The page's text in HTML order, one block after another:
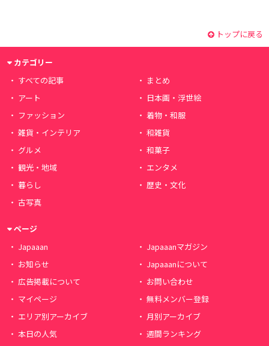
トップに戻る
カテゴリー
すべての記事
まとめ
アート
日本画・浮世絵
ファッション
着物・和服
雑貨・インテリア
和雑貨
グルメ
和菓子
観光・地域
エンタメ
暮らし
歴史・文化
古写真
ページ
Japaaan
Japaaanマガジン
お知らせ
Japaaanについて
広告掲載について
お問い合わせ
マイページ
無料メンバー登録
エリア別アーカイブ
月別アーカイブ
本日の人気
週間ランキング